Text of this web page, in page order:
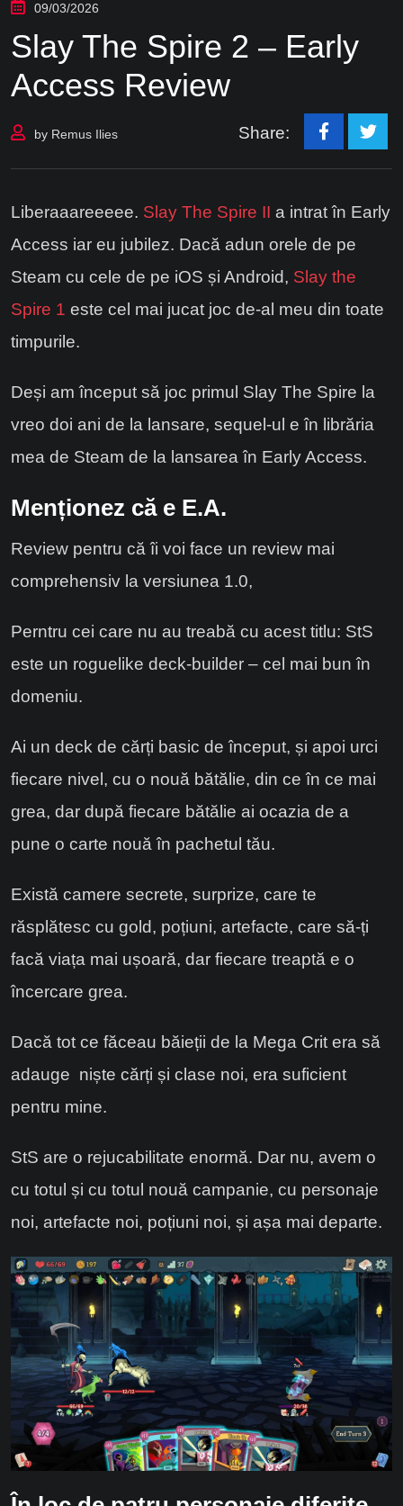
09/03/2026
Slay The Spire 2 – Early
Access Review
by Remus Ilies Share:
Liberaaareeeee. Slay The Spire II a intrat în Early
Access iar eu jubilez. Dacă adun orele de pe
Steam cu cele de pe iOS și Android, Slay the
Spire 1 este cel mai jucat joc de-al meu din toate
timpurile.
Deși am început să joc primul Slay The Spire la
vreo doi ani de la lansare, sequel-ul e în librăria
mea de Steam de la lansarea în Early Access.
Menționez că e E.A.
Review pentru că îi voi face un review mai
comprehensiv la versiunea 1.0,
Perntru cei care nu au treabă cu acest titlu: StS
este un roguelike deck-builder – cel mai bun în
domeniu.
Ai un deck de cărți basic de început, și apoi urci
fiecare nivel, cu o nouă bătălie, din ce în ce mai
grea, dar după fiecare bătălie ai ocazia de a
pune o carte nouă în pachetul tău.
Există camere secrete, surprize, care te
răsplătesc cu gold, poțiuni, artefacte, care să-ți
facă viața mai ușoară, dar fiecare treaptă e o
încercare grea.
Dacă tot ce făceau băieții de la Mega Crit era să
adauge niște cărți și clase noi, era suficient
pentru mine.
StS are o rejucabilitate enormă. Dar nu, avem o
cu totul și cu totul nouă campanie, cu personaje
noi, artefacte noi, poțiuni noi, și așa mai departe.